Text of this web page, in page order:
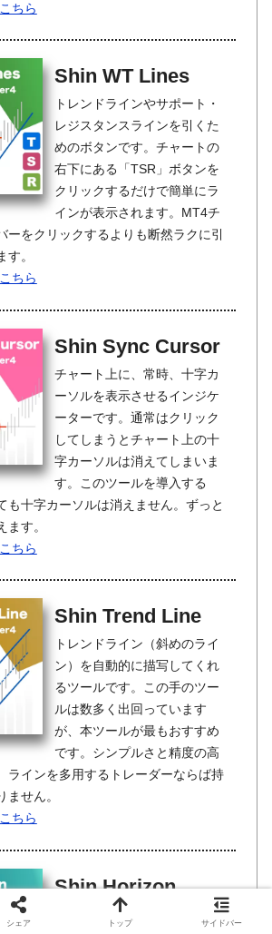
ちら
Shin WT Lines
トレンドラインやサポート・
レジスタンスラインを引くた
めのボタンです。チャートの
右下にある「TSR」ボタンを
クリックするだけで簡単にラ
インが表示されます。MT4チ
ーをクリックするよりも断然ラクに引
す。
ちら
Shin Sync Cursor
チャート上に、常時、十字カ
ーソルを表示させるインジケ
ーターです。通常はクリック
してしまうとチャート上の十
字カーソルは消えてしまいま
す。このツールを導入する
も十字カーソルは消えません。ずっと
ます。
ちら
Shin Trend Line
トレンドライン（斜めのライ
ン）を自動的に描写してくれ
るツールです。この手のツー
ルは数多く出回っています
が、本ツールが最もおすすめ
です。シンプルさと精度の高
ラインを多用するトレーダーならば持
ません。
ちら
Shin Horizon
直近の高値・安値を起点に、
シェア トップ サイドバー